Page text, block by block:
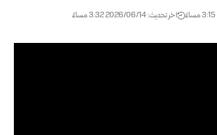
اخر تحديث: 2026/06/14 3:32 مساءً